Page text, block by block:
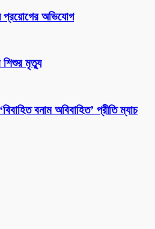
প্রয়োগের অভিযোগ
শিশুর মৃত্যু
বনাম অবিবাহিত’ প্রীতি ম্যাচ